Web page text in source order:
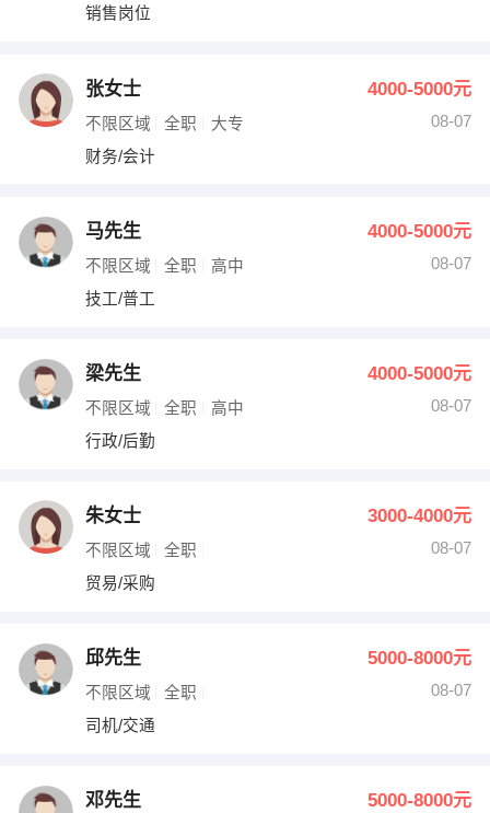
销售岗位
张女士 4000-5000元
不限区域 全职 大专
08-07
财务/会计
马先生 4000-5000元
不限区域 全职 高中
08-07
技工/普工
梁先生 4000-5000元
不限区域 全职 高中
08-07
行政/后勤
朱女士 3000-4000元
不限区域 全职
08-07
贸易/采购
邱先生 5000-8000元
不限区域 全职
08-07
司机/交通
邓先生 5000-8000元